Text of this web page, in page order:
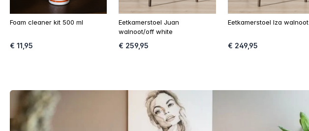
Foam cleaner kit 500 ml
€ 11,95
Eetkamerstoel Juan
walnoot/off white
€ 259,95
Eetkamerstoel Iza walnoot
€ 249,95